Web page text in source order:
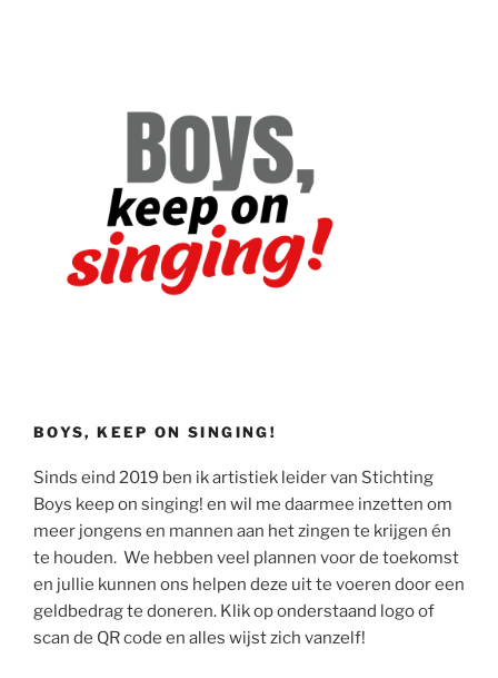
BOYS, KEEP ON SINGING!
Sinds eind 2019 ben ik artistiek leider van Stichting
Boys keep on singing! en wil me daarmee inzetten om
meer jongens en mannen aan het zingen te krijgen én
te houden. We hebben veel plannen voor de toekomst
en jullie kunnen ons helpen deze uit te voeren door een
geldbedrag te doneren. Klik op onderstaand logo of
scan de QR code en alles wijst zich vanzelf!